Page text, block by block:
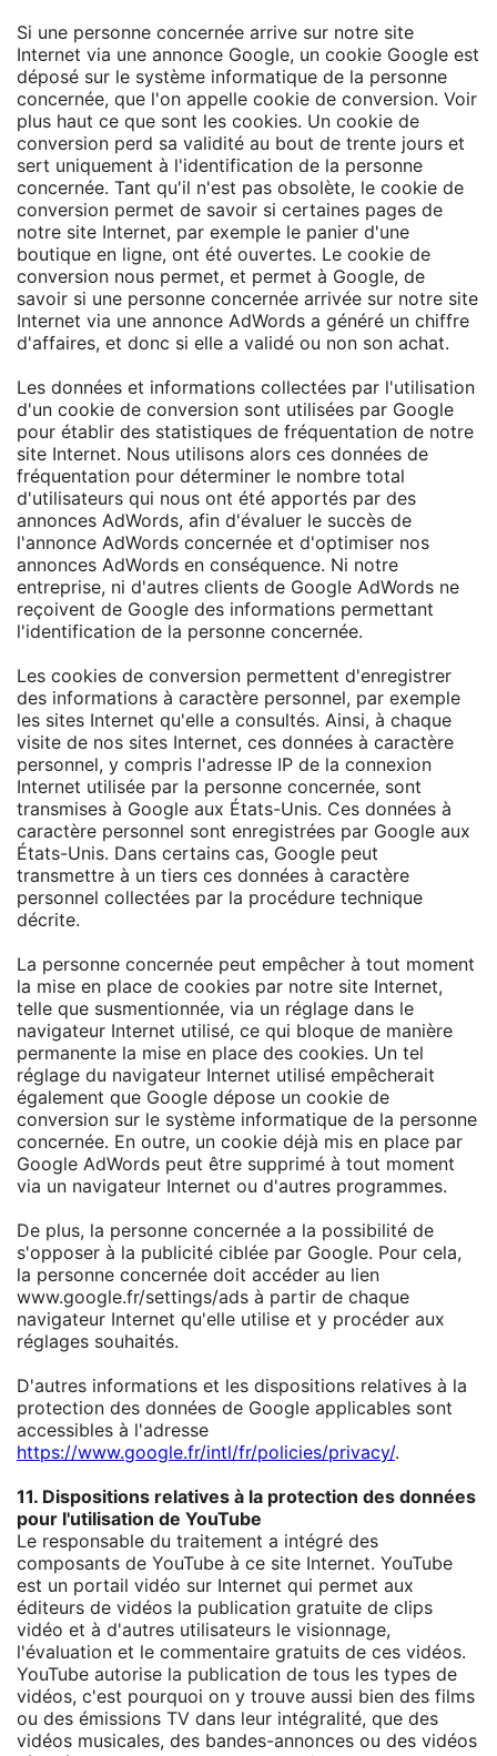
Si une personne concernée arrive sur notre site
Internet via une annonce Google, un cookie Google est
déposé sur le système informatique de la personne
concernée, que l'on appelle cookie de conversion. Voir
plus haut ce que sont les cookies. Un cookie de
conversion perd sa validité au bout de trente jours et
sert uniquement à l'identification de la personne
concernée. Tant qu'il n'est pas obsolète, le cookie de
conversion permet de savoir si certaines pages de
notre site Internet, par exemple le panier d'une
boutique en ligne, ont été ouvertes. Le cookie de
conversion nous permet, et permet à Google, de
savoir si une personne concernée arrivée sur notre site
Internet via une annonce AdWords a généré un chiffre
d'affaires, et donc si elle a validé ou non son achat.
Les données et informations collectées par l'utilisation
d'un cookie de conversion sont utilisées par Google
pour établir des statistiques de fréquentation de notre
site Internet. Nous utilisons alors ces données de
fréquentation pour déterminer le nombre total
d'utilisateurs qui nous ont été apportés par des
annonces AdWords, afin d'évaluer le succès de
l'annonce AdWords concernée et d'optimiser nos
annonces AdWords en conséquence. Ni notre
entreprise, ni d'autres clients de Google AdWords ne
reçoivent de Google des informations permettant
l'identification de la personne concernée.
Les cookies de conversion permettent d'enregistrer
des informations à caractère personnel, par exemple
les sites Internet qu'elle a consultés. Ainsi, à chaque
visite de nos sites Internet, ces données à caractère
personnel, y compris l'adresse IP de la connexion
Internet utilisée par la personne concernée, sont
transmises à Google aux États-Unis. Ces données à
caractère personnel sont enregistrées par Google aux
États-Unis. Dans certains cas, Google peut
transmettre à un tiers ces données à caractère
personnel collectées par la procédure technique
décrite.
La personne concernée peut empêcher à tout moment
la mise en place de cookies par notre site Internet,
telle que susmentionnée, via un réglage dans le
navigateur Internet utilisé, ce qui bloque de manière
permanente la mise en place des cookies. Un tel
réglage du navigateur Internet utilisé empêcherait
également que Google dépose un cookie de
conversion sur le système informatique de la personne
concernée. En outre, un cookie déjà mis en place par
Google AdWords peut être supprimé à tout moment
via un navigateur Internet ou d'autres programmes.
De plus, la personne concernée a la possibilité de
s'opposer à la publicité ciblée par Google. Pour cela,
la personne concernée doit accéder au lien
www.google.fr/settings/ads à partir de chaque
navigateur Internet qu'elle utilise et y procéder aux
réglages souhaités.
D'autres informations et les dispositions relatives à la
protection des données de Google applicables sont
accessibles à l'adresse
https://www.google.fr/intl/fr/policies/privacy/.
11. Dispositions relatives à la protection des données
pour l'utilisation de YouTube
Le responsable du traitement a intégré des
composants de YouTube à ce site Internet. YouTube
est un portail vidéo sur Internet qui permet aux
éditeurs de vidéos la publication gratuite de clips
vidéo et à d'autres utilisateurs le visionnage,
l'évaluation et le commentaire gratuits de ces vidéos.
YouTube autorise la publication de tous les types de
vidéos, c'est pourquoi on y trouve aussi bien des films
ou des émissions TV dans leur intégralité, que des
vidéos musicales, des bandes-annonces ou des vidéos